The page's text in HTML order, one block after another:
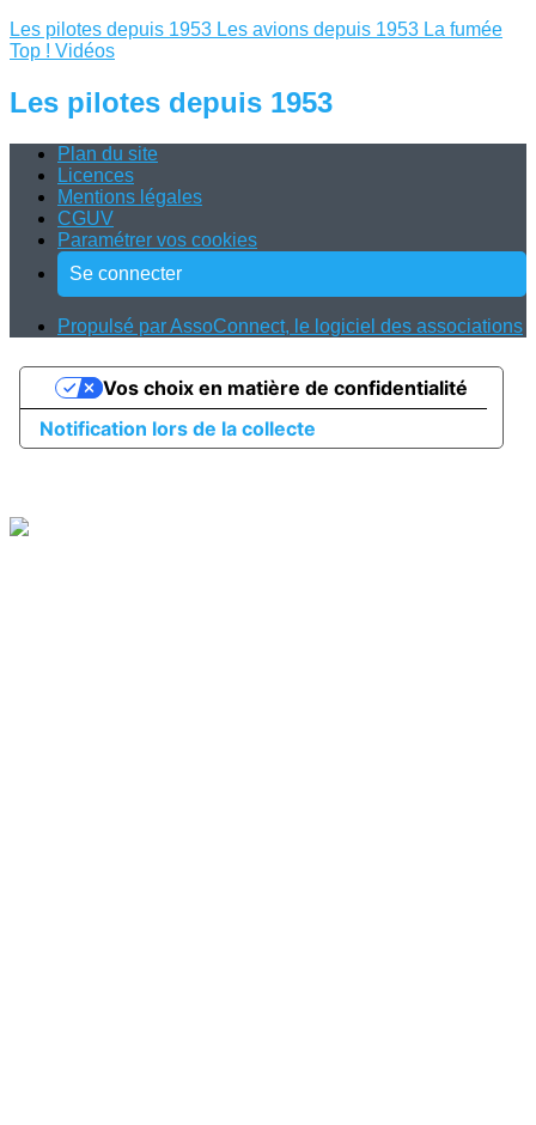
Les pilotes depuis 1953 Les avions depuis 1953 La fumée
Top ! Vidéos
Les pilotes depuis 1953
Plan du site
Licences
Mentions légales
CGUV
Paramétrer vos cookies
Se connecter
Propulsé par AssoConnect, le logiciel des associations
Notification lors de la collecte
Vos choix en matière de confidentialité